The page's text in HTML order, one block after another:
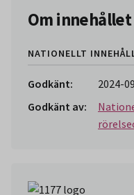
Om innehållet
NATIONELLT
Godkänt:
2024-
Godkänt av: